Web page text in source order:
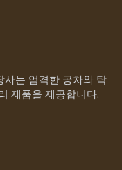
사는 엄격한 공차와 탁
제품을 제공합니다.